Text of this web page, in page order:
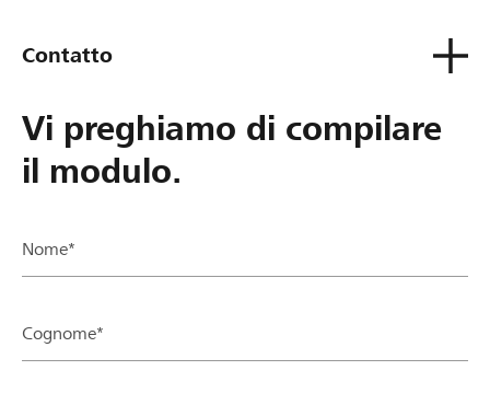
Contatto
Vi preghiamo di compilare
il modulo.
Nome*
Cognome*